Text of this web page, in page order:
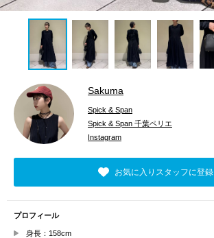
Sakuma
Spick & Span
Spick & Span 千葉ペリエ
Instagram
お気に入りスタッフに登録
プロフィール
身長：158cm